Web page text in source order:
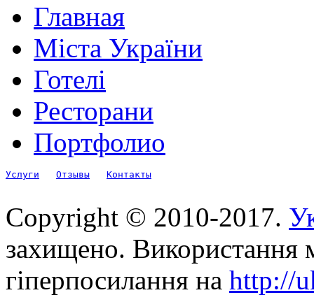
Главная
Міста України
Готелі
Ресторани
Портфолио
Услуги Отзывы Контакты
Copyright © 2010-2017.
захищено. Використання
гіперпосилання на http://